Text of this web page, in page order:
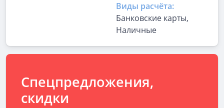
Виды расчёта:
Банковские карты,
Наличные
Спецпредложения,
скидки